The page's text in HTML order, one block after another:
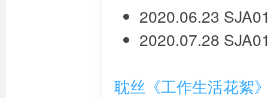
2020.06.23
2020.07.28
耽丝《工作生活花絮